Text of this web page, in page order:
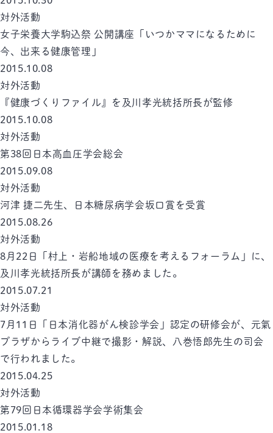
対外活動
女子栄養大学駒込祭 公開講座「いつかママになるために
今、出来る健康管理」
2015.10.08
対外活動
『健康づくりファイル』を及川孝光統括所長が監修
2015.10.08
対外活動
第38回日本高血圧学会総会
2015.09.08
対外活動
河津 捷二先生、日本糖尿病学会坂口賞を受賞
2015.08.26
対外活動
8月22日「村上・岩船地域の医療を考えるフォーラム」に、
及川孝光統括所長が講師を務めました。
2015.07.21
対外活動
7月11日「日本消化器がん検診学会」認定の研修会が、元氣
プラザからライブ中継で撮影・解説、八巻悟郎先生の司会
で行われました。
2015.04.25
対外活動
第79回日本循環器学会学術集会
2015.01.18